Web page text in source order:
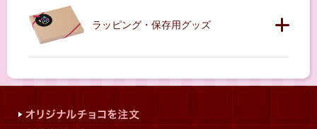
ラッピング・保存用グッズ